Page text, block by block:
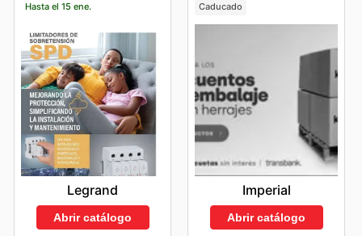
Hasta el 15 ene.
Legrand
Abrir catálogo
Caducado
Imperial
Abrir catálogo